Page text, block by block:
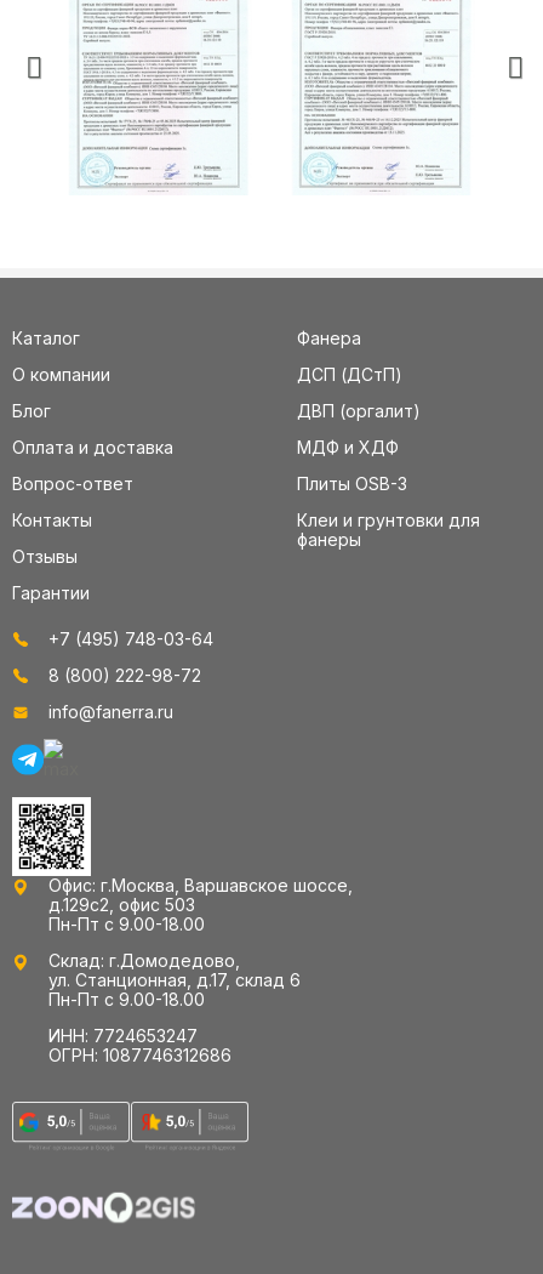
Каталог
О компании
Блог
Оплата и доставка
Вопрос-ответ
Контакты
Отзывы
Гарантии
Фанера
ДСП (ДСтП)
ДВП (оргалит)
МДФ и ХДФ
Плиты OSB-3
Клеи и грунтовки для
фанеры
+7 (495) 748-03-64
8 (800) 222-98-72
info@fanerra.ru
Офис: г.Москва, Варшавское шоссе,
д.129с2, офис 503
Пн-Пт с 9.00-18.00
Склад: г.Домодедово,
ул. Станционная, д.17, склад 6
Пн-Пт с 9.00-18.00
ИНН: 7724653247
ОГРН: 1087746312686